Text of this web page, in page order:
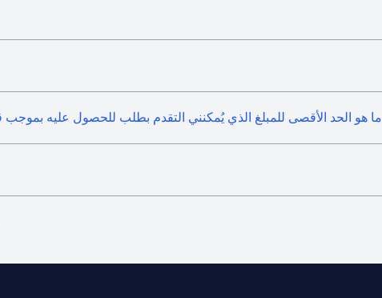
ما هو الحد الأقصى للمبلغ الذي يُمكنني التقدم بطلب للحصول عليه بموجب